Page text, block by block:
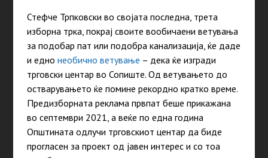
Стефче Трпковски во својата последна, трета
изборна трка, покрај своите вообичаени ветувања
за подобар пат или подобра канализација, ќе даде
и едно необично ветување – дека ќе изгради
трговски центар во Сопиште. Од ветувањето до
остварувањето ќе помине рекордно кратко време.
Предизборната реклама првпат беше прикажана
во септември 2021, а веќе по една година
Општината одлучи трговскиот центар да биде
прогласен за проект од јавен интерес и со тоа